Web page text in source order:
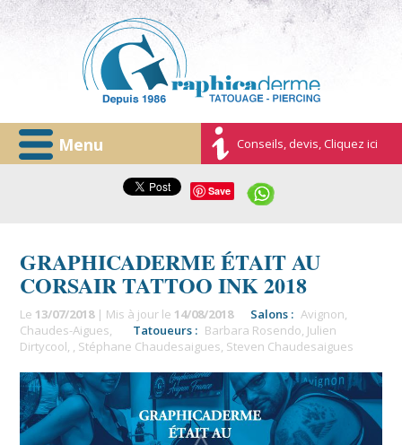
Menu Conseils, devis, Cliquez ici
Save
GRAPHICADERME ÉTAIT AU
CORSAIR TATTOO INK 2018
Le 13/07/2018| Mis à jour le 14/08/2018 Salons : Avignon,
Chaudes-Aigues, Tatoueurs : Barbara Rosendo, Julien
Dirtycool, , Stéphane Chaudesaigues, Steven Chaudesaigues